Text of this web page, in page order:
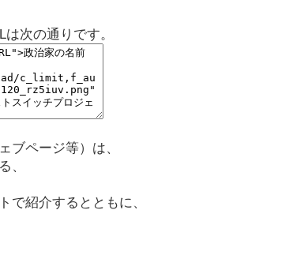
次の通りです。
ブページ等）は、
、
で紹介するとともに、